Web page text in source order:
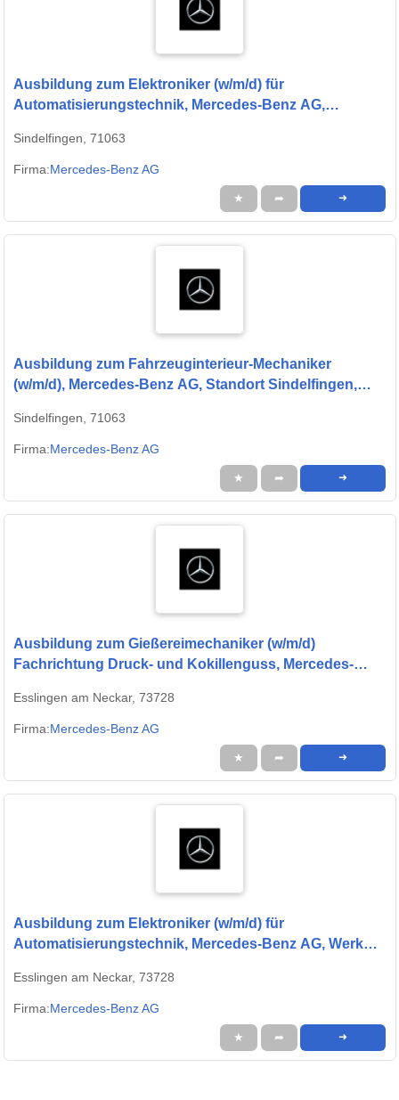
Ausbildung zum Elektroniker (w/m/d) für
Automatisierungstechnik, Mercedes-Benz AG,
Sindelfingen, 71063
Firma:Mercedes-Benz AG
★ ➦ ➜
Ausbildung zum Fahrzeuginterieur-Mechaniker
(w/m/d), Mercedes-Benz AG, Standort Sindelfingen,
Sindelfingen, 71063
Firma:Mercedes-Benz AG
★ ➦ ➜
Ausbildung zum Gießereimechaniker (w/m/d)
Fachrichtung Druck- und Kokillenguss, Mercedes-
13.09.2027
Esslingen am Neckar, 73728
Firma:Mercedes-Benz AG
★ ➦ ➜
Ausbildung zum Elektroniker (w/m/d) für
Automatisierungstechnik, Mercedes-Benz AG, Werk
Esslingen am Neckar, 73728
Firma:Mercedes-Benz AG
★ ➦ ➜